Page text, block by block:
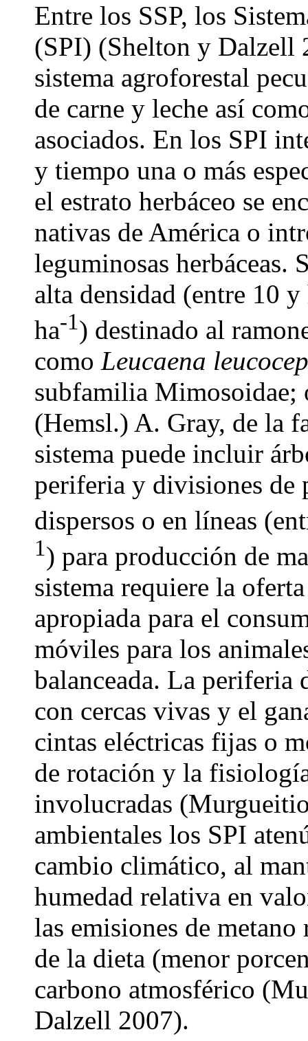
Entre los SSP, los
(SPI) (Shelton y Dalzell
sistema agroforestal
de carne y leche así
asociados. En los SPI
y tiempo una o más
el estrato herbáceo se
nativas de América o
leguminosas herbáceas.
alta densidad (entre 10
ha-1) destinado al
como Leucaena
subfamilia
(Hemsl.) A. Gray, de la
sistema puede incluir
periferia y divisiones de
dispersos o en líneas
1) para producción de
sistema requiere la
apropiada para el
móviles para los
balanceada. La periferia
con cercas vivas y el
cintas eléctricas fijas o
de rotación y la
involucradas
ambientales los SPI
cambio climático, al
humedad relativa en
las emisiones de
de la dieta (menor
carbono atmosférico
Dalzell 2007).